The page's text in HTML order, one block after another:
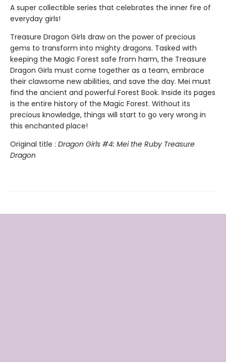
A super collectible series that celebrates the inner fire of
everyday girls!
Treasure Dragon Girls draw on the power of precious
gems to transform into mighty dragons. Tasked with
keeping the Magic Forest safe from harm, the Treasure
Dragon Girls must come together as a team, embrace
their clawsome new abilities, and save the day. Mei must
find the ancient and powerful Forest Book. Inside its pages
is the entire history of the Magic Forest. Without its
precious knowledge, things will start to go very wrong in
this enchanted place!
Original title : Dragon Girls #4: Mei the Ruby Treasure
Dragon